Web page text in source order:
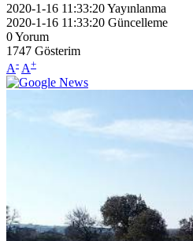
2020-1-16 11:33:20Yayınlanma
2020-1-16 11:33:20 Güncelleme
0Yorum
1747 Gösterim
A- A+